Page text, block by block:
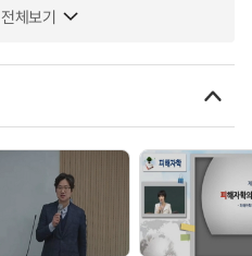
전체보기